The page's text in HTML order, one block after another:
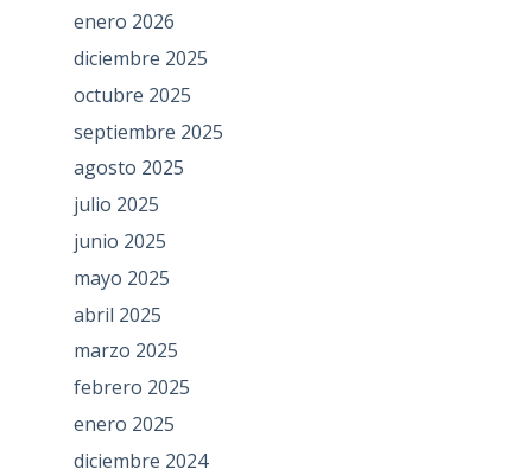
enero 2026
diciembre 2025
octubre 2025
septiembre 2025
agosto 2025
julio 2025
junio 2025
mayo 2025
abril 2025
marzo 2025
febrero 2025
enero 2025
diciembre 2024